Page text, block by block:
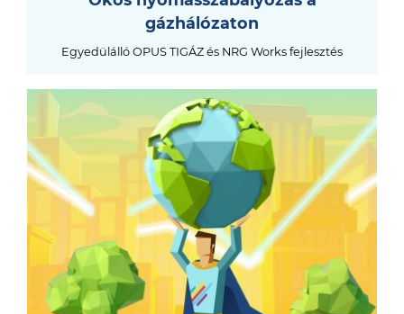
gázhálózaton
Egyedülálló OPUS TIGÁZ és NRG Works fejlesztés